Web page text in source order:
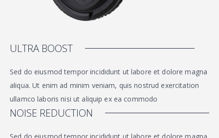
ULTRA BOOST
Sed do eiusmod tempor incididunt ut labore et dolore magna
aliqua. Ut enim ad minim veniam, quis nostrud exercitation
ullamco laboris nisi ut aliquip ex ea commodo
NOISE REDUCTION